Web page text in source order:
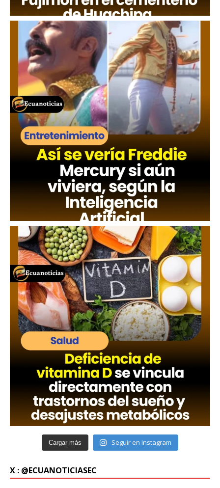
Cargar más Seguir en Instagram
X : @ECUANOTICIASEC